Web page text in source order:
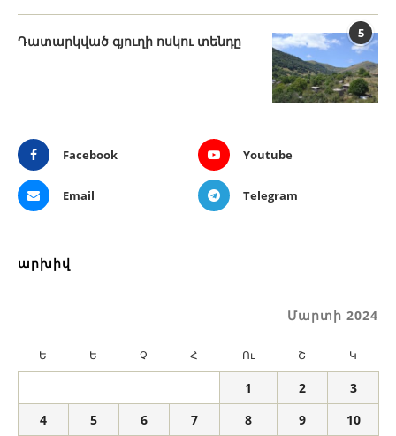
5
Դատարկված գյուղի ոսկու տենդը
Facebook Youtube
Email Telegram
արխիվ
Մարտի 2024
Ե Ե Չ Հ Ու Շ Կ
1 2
3
4
5 6 7 8 9
10